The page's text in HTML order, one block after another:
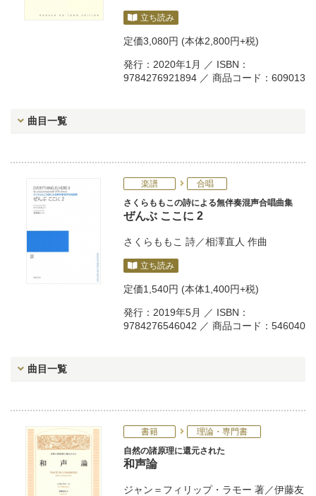
立ち読み
定価3,080円 (本体2,800円+税)
発行：2020年1月 ／ ISBN：
9784276921894 ／ 商品コード：609013
曲目一覧
楽譜
合唱
さくらももこの詩による無伴奏混声合唱曲集
ぜんぶ ここに 2
さくらももこ 詩／相澤直人 作曲
立ち読み
定価1,540円 (本体1,400円+税)
発行：2019年5月 ／ ISBN：
9784276546042 ／ 商品コード：546040
曲目一覧
書籍
理論・専門書
自然の諸原理に還元された
和声論
ジャン＝フィリップ・ラモー 著／伊藤友